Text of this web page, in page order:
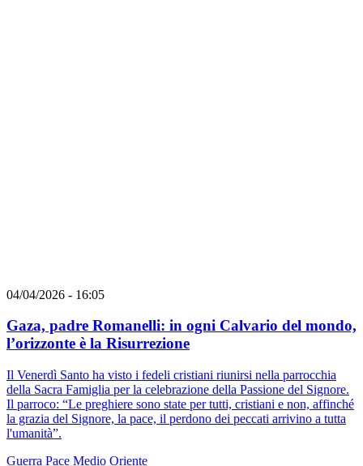
04/04/2026 - 16:05
Gaza, padre Romanelli: in ogni Calvario del mondo,
l’orizzonte è la Risurrezione
Il Venerdì Santo ha visto i fedeli cristiani riunirsi nella parrocchia
della Sacra Famiglia per la celebrazione della Passione del Signore.
Il parroco: “Le preghiere sono state per tutti, cristiani e non, affinché
la grazia del Signore, la pace, il perdono dei peccati arrivino a tutta
l'umanità”.
Guerra Pace Medio Oriente